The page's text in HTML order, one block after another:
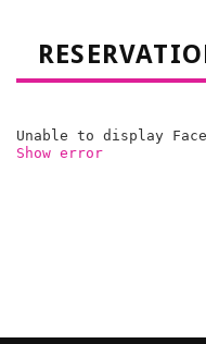
Unable to display
Show error